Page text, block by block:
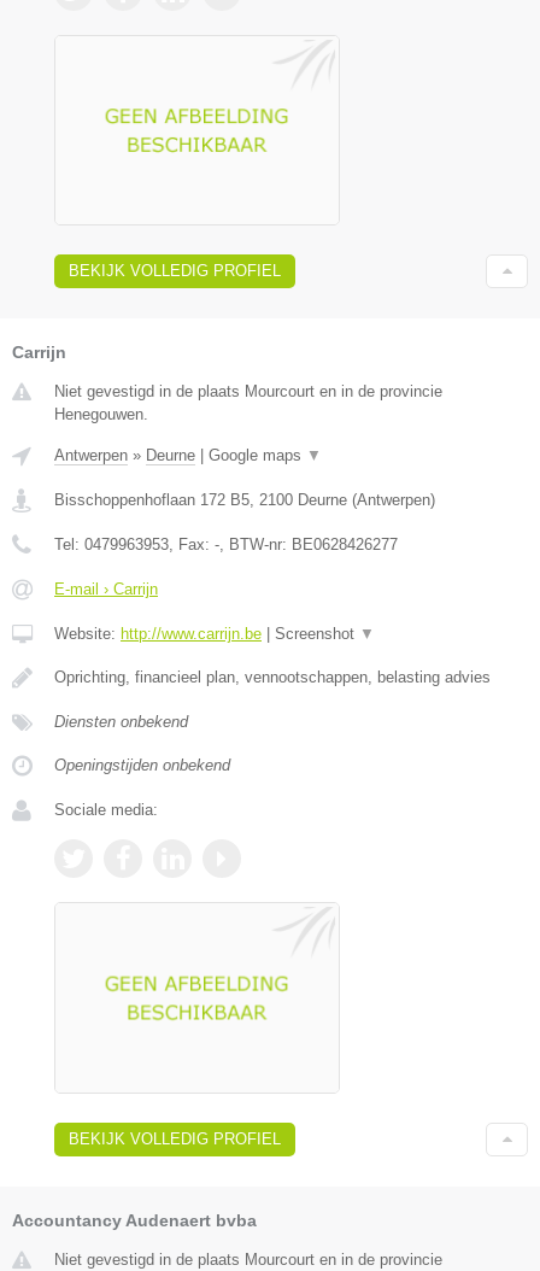
BEKIJK VOLLEDIG PROFIEL
Carrijn
Niet gevestigd in de plaats Mourcourt en in de provincie
Henegouwen.
Antwerpen » Deurne Google maps ▼
Bisschoppenhoflaan 172 B5, 2100 Deurne (Antwerpen)
Tel: 0479963953, Fax: -, BTW-nr: BE0628426277
E-mail › Carrijn
Website: http://www.carrijn.be Screenshot ▼
Oprichting, financieel plan, vennootschappen, belasting advies
Diensten onbekend
Openingstijden onbekend
Sociale media:
BEKIJK VOLLEDIG PROFIEL
Accountancy Audenaert bvba
Niet gevestigd in de plaats Mourcourt en in de provincie